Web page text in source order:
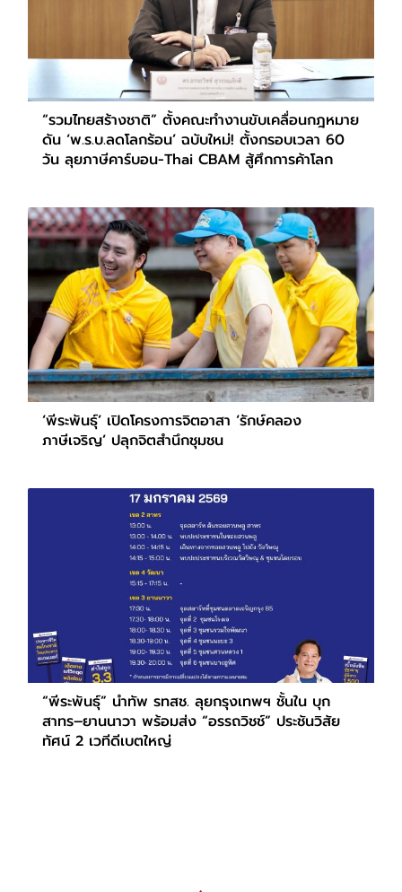
“รวมไทยสร้างชาติ” ตั้งคณะทำงานขับเคลื่อนกฎหมาย
ดัน ‘พ.ร.บ.ลดโลกร้อน’ ฉบับใหม่! ตั้งกรอบเวลา 60
วัน ลุยภาษีคาร์บอน-Thai CBAM สู้ศึกการค้าโลก
‘พีระพันธุ์’ เปิดโครงการจิตอาสา ‘รักษ์คลอง
ภาษีเจริญ’ ปลุกจิตสำนึกชุมชน
“พีระพันธุ์” นำทัพ รทสช. ลุยกรุงเทพฯ ชั้นใน บุก
สาทร–ยานนาวา พร้อมส่ง “อรรถวิชช์” ประชันวิสัย
ทัศน์ 2 เวทีดีเบตใหญ่